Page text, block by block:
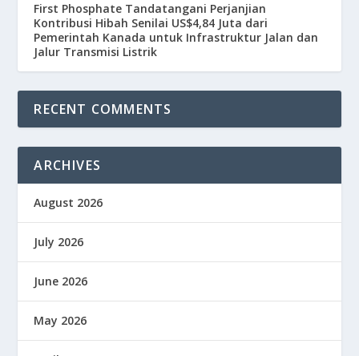
First Phosphate Tandatangani Perjanjian
Kontribusi Hibah Senilai US$4,84 Juta dari
Pemerintah Kanada untuk Infrastruktur Jalan dan
Jalur Transmisi Listrik
RECENT COMMENTS
ARCHIVES
August 2026
July 2026
June 2026
May 2026